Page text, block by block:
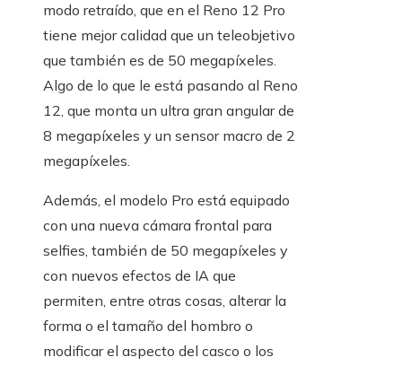
modo retraído, que en el Reno 12 Pro
tiene mejor calidad que un teleobjetivo
que también es de 50 megapíxeles.
Algo de lo que le está pasando al Reno
12, que monta un ultra gran angular de
8 megapíxeles y un sensor macro de 2
megapíxeles.
Además, el modelo Pro está equipado
con una nueva cámara frontal para
selfies, también de 50 megapíxeles y
con nuevos efectos de IA que
permiten, entre otras cosas, alterar la
forma o el tamaño del hombro o
modificar el aspecto del casco o los